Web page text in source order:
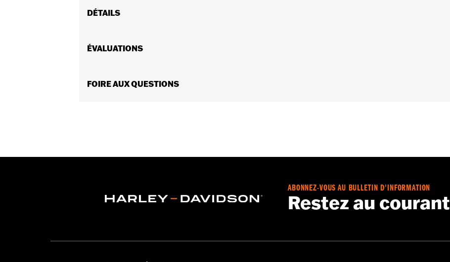
DÉTAILS
disque unique et d’un embrayage à câble.
Contenu de la boîte:Couvercle de maître-cylindre chromé
ÉVALUATIONS
FOIRE AUX QUESTIONS
ABONNEZ-VOUS AU BULLETIN D'INFORMATION
Restez au courant